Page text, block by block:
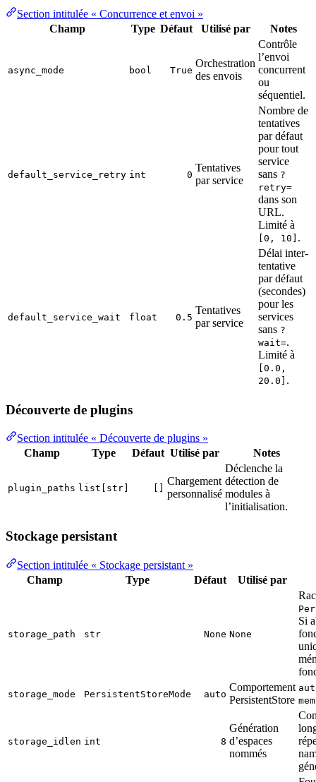
Section intitulée « Concurrence et envoi »
Champ
Type Défaut Utilisé par Notes
async_mode bool True
Orchestration
des envois
Contrôle
l’envoi
concurrent
ou
séquentiel.
default_service_retry int 0
Tentatives
par service
Nombre de
tentatives
par défaut
pour tout
service
sans ?
retry=
dans son
URL.
Limité à
[0, 10] .
default_service_wait float 0.5
Tentatives
par service
Délai inter-
tentative
par défaut
(secondes)
pour les
services
sans ?
wait=.
Limité à
[0.0,
20.0] .
Découverte de plugins
Section intitulée « Découverte de plugins »
Champ
Type Défaut Utilisé par Notes
plugin_paths list[str]
Chargement
personnalisé
Déclenche la
détection de
modules à
l’initialisation.
Stockage persistant
Section intitulée « Stockage persistant »
Champ
Type Défaut Utilisé par
storage_path str None None
Si
storage_mode PersistentStoreMode auto
Comportement
PersistentStore
storage_idlen int 8
Génération
d’espaces
nommés